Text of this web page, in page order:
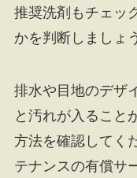
推奨洗剤もチェッ
かを判断しましょ
排水や目地のデザ
と汚れが入ること
方法を確認してく
テナンスの有償サ